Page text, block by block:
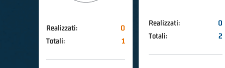
Realizzati:
0
Totali:
1
Realizzati:
0
Totali:
2